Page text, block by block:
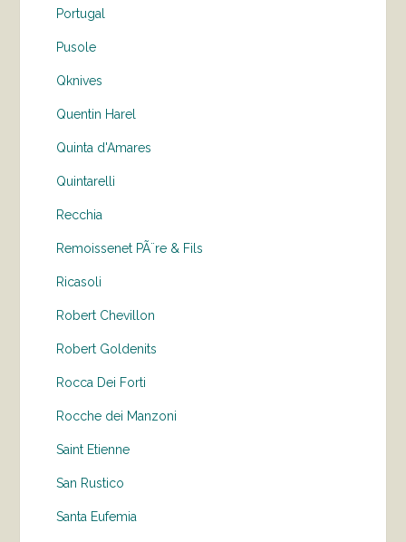
Portugal
Pusole
Qknives
Quentin Harel
Quinta d'Amares
Quintarelli
Recchia
Remoissenet PÃ¨re & Fils
Ricasoli
Robert Chevillon
Robert Goldenits
Rocca Dei Forti
Rocche dei Manzoni
Saint Etienne
San Rustico
Santa Eufemia